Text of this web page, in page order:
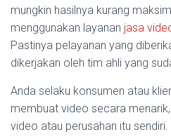
mungkin hasilnya kurang
menggunakan layanan jasa
Pastinya pelayanan yang
dikerjakan oleh tim ahli yang
Anda selaku konsumen atau
membuat video secara
video atau perusahan itu